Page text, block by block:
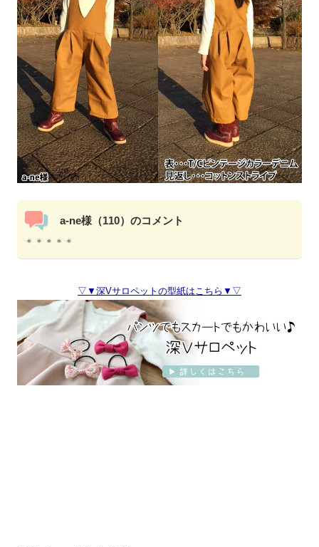
a-ne様（110）のコメント
＊＊＊＊＊
▽▼深Vサロペットの型紙はこちら▼▽